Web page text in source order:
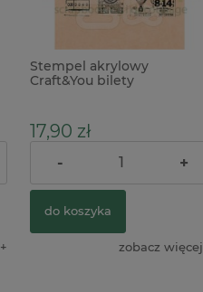
Stempel akrylowy
Craft&You bilety
17,90 zł
- +
do koszyka
zobacz więcej